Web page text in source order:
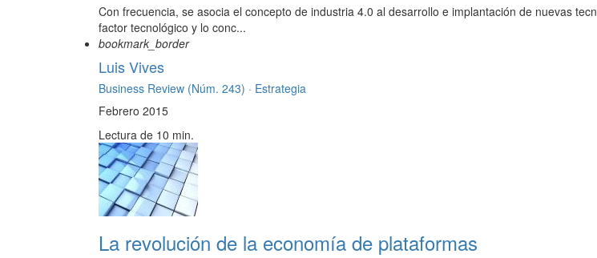
Con frecuencia, se asocia el concepto de industria 4.0 al desarrollo e implantación de nuevas
factor tecnológico y lo conc...
bookmark_border
Luis Vives
Business Review (Núm. 243) · Estrategia
Febrero 2015
Lectura de 10 min.
La revolución de la economía de plataformas